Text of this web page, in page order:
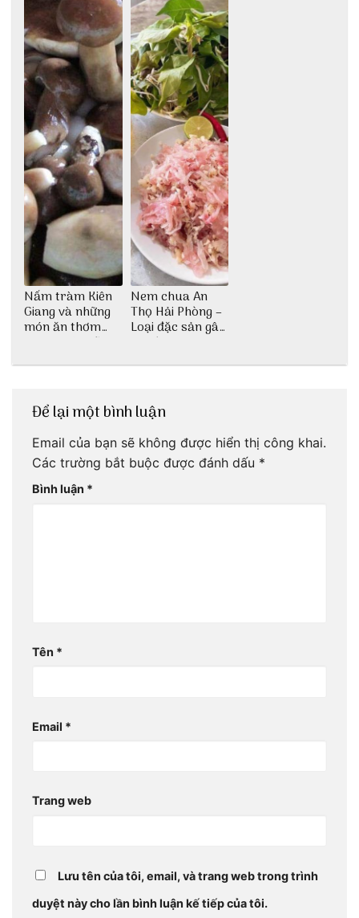
Nấm tràm Kiên
Giang và những
món ăn thơm
ngon khó cưỡng
Nem chua An
Thọ Hải Phòng –
Loại đặc sản gây
nghiện
Để lại một bình luận
Email của bạn sẽ không được hiển thị công khai.
Các trường bắt buộc được đánh dấu *
Bình luận *
Tên *
Email *
Trang web
Lưu tên của tôi, email, và trang web trong trình
duyệt này cho lần bình luận kế tiếp của tôi.